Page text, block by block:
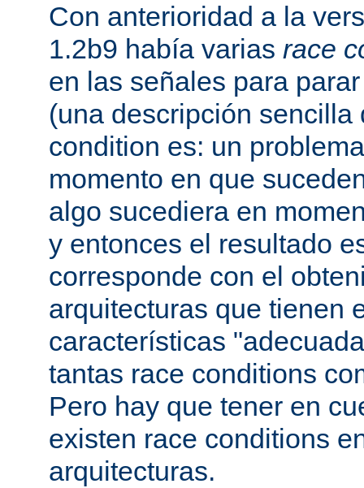
Con anterioridad a la
1.2b9 había varias race
en las señales para
(una descripción sencilla
condition es: un
momento en que
algo sucediera en
y entonces el resultado
corresponde con el
arquitecturas que tienen
características
tantas race conditions
Pero hay que tener en
existen race conditions
arquitecturas.